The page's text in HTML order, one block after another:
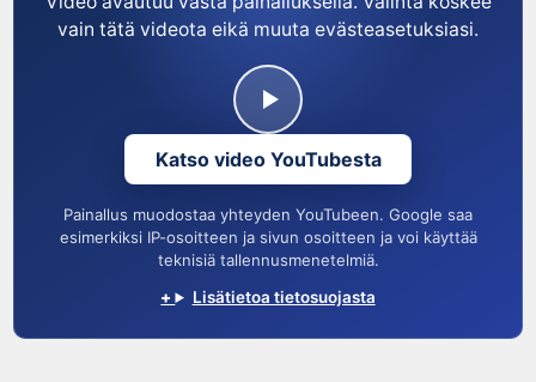
vain tätä videota eikä muuta evästeasetuksiasi.
Katso video YouTubesta
Painallus muodostaa yhteyden YouTubeen. Google saa
esimerkiksi IP-osoitteen ja sivun osoitteen ja voi käyttää
teknisiä tallennusmenetelmiä.
Lisätietoa tietosuojasta